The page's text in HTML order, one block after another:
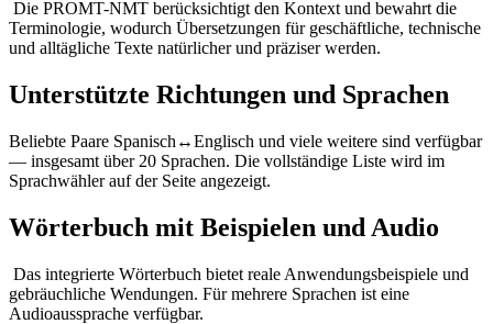
Die PROMT-NMT berücksichtigt den Kontext und bewahrt die
Terminologie, wodurch Übersetzungen für geschäftliche, technische
und alltägliche Texte natürlicher und präziser werden.
Unterstützte Richtungen und Sprachen
Beliebte Paare Spanisch↔Englisch und viele weitere sind verfügbar
— insgesamt über 20 Sprachen. Die vollständige Liste wird im
Sprachwähler auf der Seite angezeigt.
Wörterbuch mit Beispielen und Audio
Das integrierte Wörterbuch bietet reale Anwendungsbeispiele und
gebräuchliche Wendungen. Für mehrere Sprachen ist eine
Audioaussprache verfügbar.